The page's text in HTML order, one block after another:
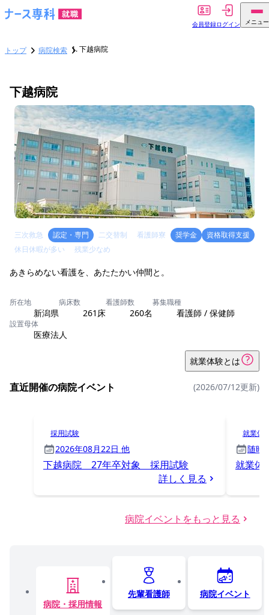
会員登録ログイン メニュー
トップ 病院検索 下越病院
下越病院
三次救急 認定・専門 二交替制 看護師寮 奨学金
資格取得支援
休日休暇が多い
残業少なめ
あきらめない看護を、あたたかい仲間と。
所在地
新潟県
病床数
261床
看護師数
260名
募集職種
看護師 / 保健師
設置母体
医療法人
就業体験とは
直近開催の病院イベント (2026/07/12更新)
採用試験
2026年08月22日 他
下越病院 27年卒対象 採用試験
詳しく見る
就業体
随時
就業体
病院イベントをもっと見る
病院・採用情報
先輩看護師 病院イベント